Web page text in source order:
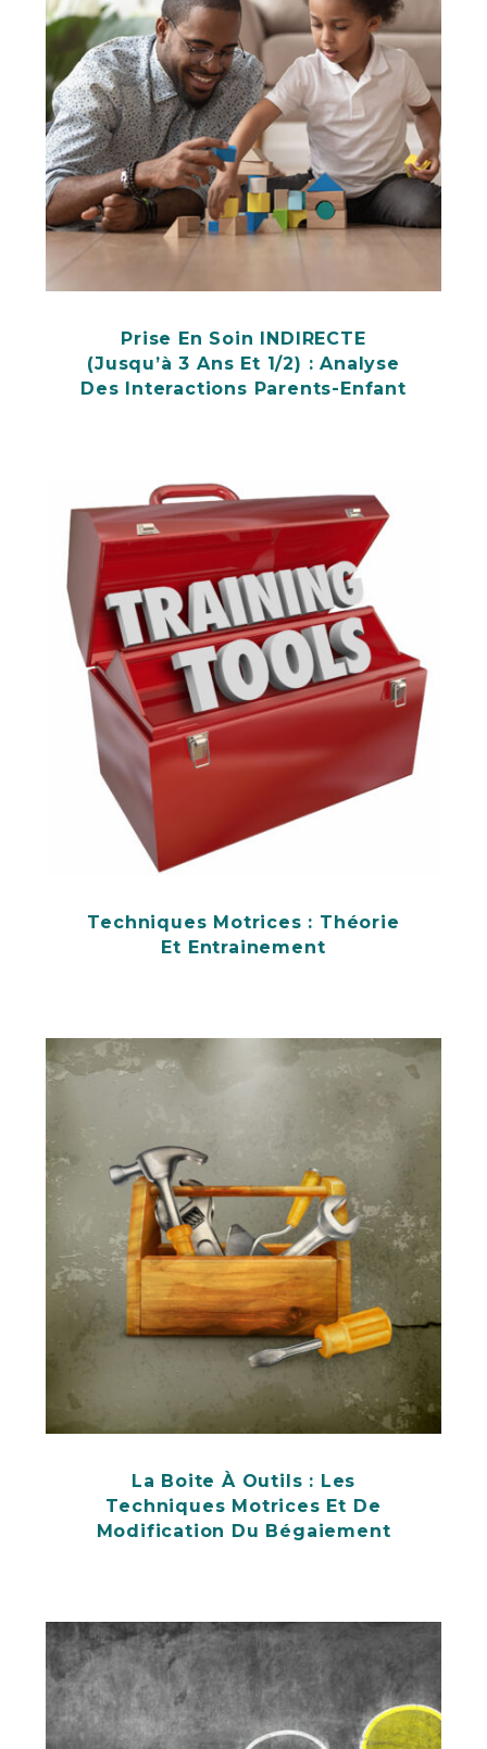
Prise En Soin INDIRECTE
(jusqu’à 3 Ans Et 1/2) : Analyse
Des Interactions Parents-Enfant
Techniques Motrices : Théorie
Et Entrainement
La Boite À Outils : Les
Techniques Motrices Et De
Modification Du Bégaiement